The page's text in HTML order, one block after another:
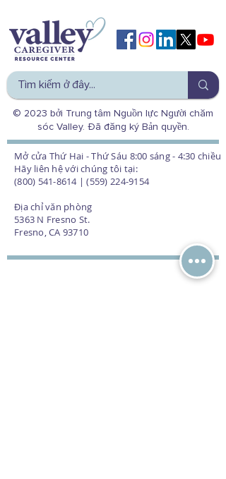
© 2023 bởi Trung tâm Nguồn lực Người chăm
sóc Valley. Đã đăng ký Bản quyền.
Mở cửa Thứ Hai - Thứ Sáu 8:00 sáng - 4:30 chiều
Hãy liên hệ với chúng tôi tại:
(800) 541-8614 | (559) 224-9154
Địa chỉ văn phòng
5363 N Fresno St.
Fresno, CA 93710